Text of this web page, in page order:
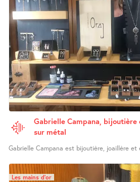
Gabrielle Campana, bijoutière
sur métal
Gabrielle Campana est bijoutière, joaillère et
Les mains d’or